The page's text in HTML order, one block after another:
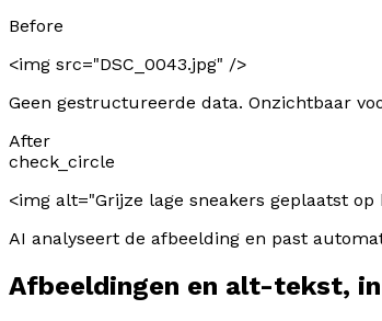
Before
<img src="DSC_0043.jpg" />
Geen gestructureerde data. Onzichtbaar
After
check_circle
<img alt="Grijze lage sneakers geplaatst
AI analyseert de afbeelding en past
Afbeeldingen en alt-tekst,